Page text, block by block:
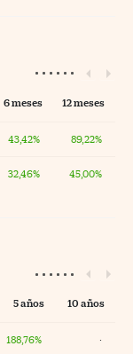
6 meses 12 meses
43,42% 89,22%
32,46% 45,00%
5 años 10 años
188,76% ·